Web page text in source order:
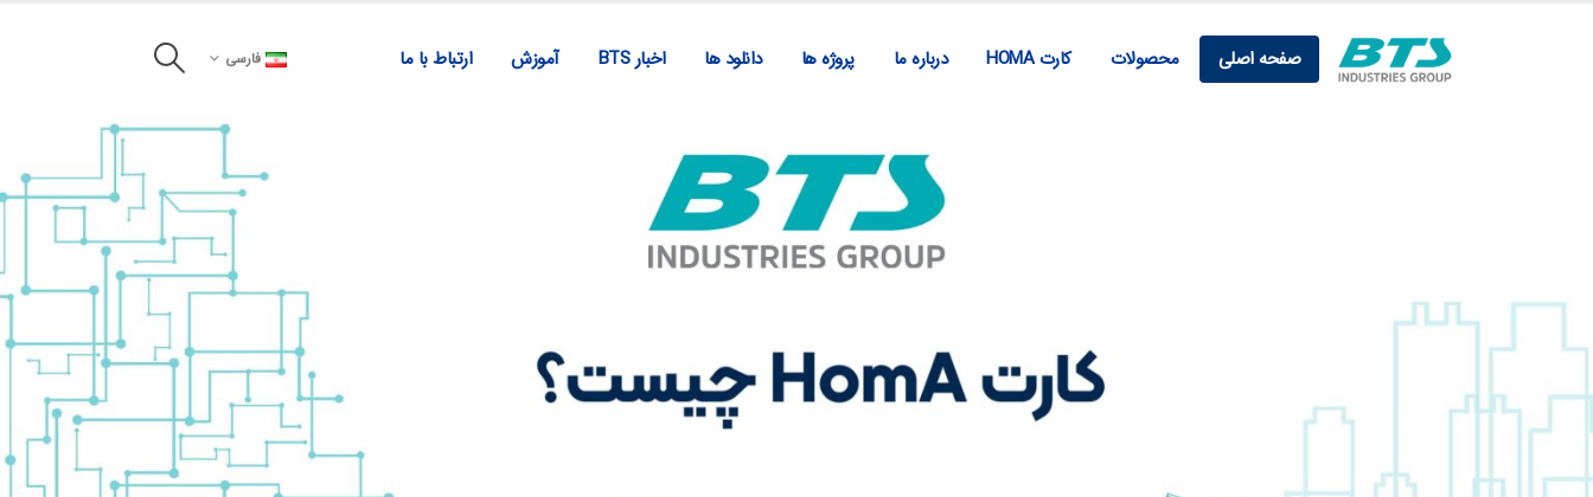
صفحه اصلی محصولات کارت HOMA درباره ما پروژه ها دانلود ها اخبار BTS آموزش ارتباط با ما فارسی